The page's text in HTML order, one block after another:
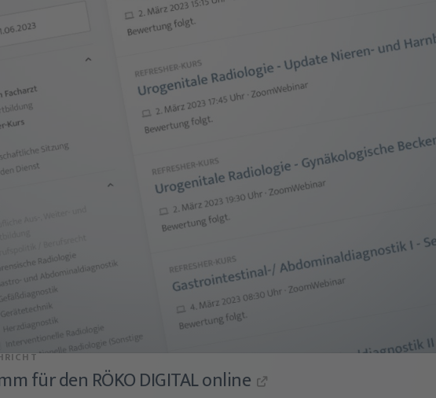
für den RÖKO DIGITAL online